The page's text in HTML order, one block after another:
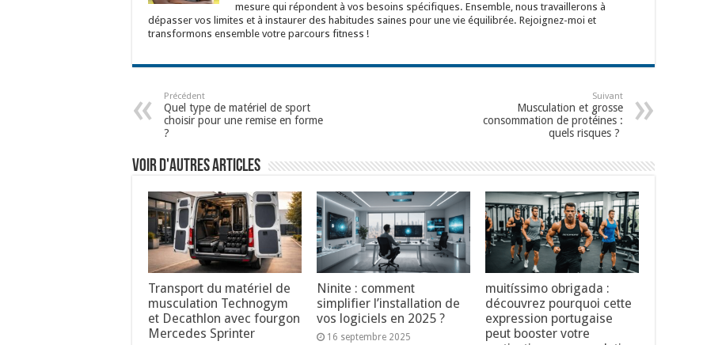
mesure qui répondent à vos besoins spécifiques. Ensemble, nous travaillerons à
dépasser vos limites et à instaurer des habitudes saines pour une vie équilibrée. Rejoignez-moi et
transformons ensemble votre parcours fitness !
Précédent
Quel type de matériel de sport
choisir pour une remise en forme
?
Suivant
Musculation et grosse
consommation de protéines :
quels risques ?
Voir d'autres articles
Transport du matériel de
musculation Technogym
et Decathlon avec fourgon
Mercedes Sprinter
Ninite : comment
simplifier l’installation de
vos logiciels en 2025 ?
16 septembre 2025
muitíssimo obrigada :
découvrez pourquoi cette
expression portugaise
peut booster votre